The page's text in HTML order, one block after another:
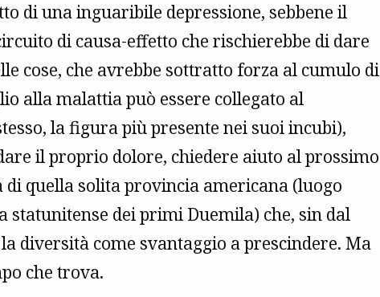
di una inguaribile depressione, sebbene il
di causa-effetto che rischierebbe di dare
cose, che avrebbe sottratto forza al cumulo di
alla malattia può essere collegato al
la figura più presente nei suoi incubi),
il proprio dolore, chiedere aiuto al prossimo
di quella solita provincia americana (luogo
statunitense dei primi Duemila) che, sin dal
diversità come svantaggio a prescindere. Ma
che trova.